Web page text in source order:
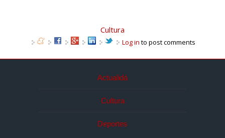
Cultura
Log in to post comments
Actualidá
Cultura
Deportes